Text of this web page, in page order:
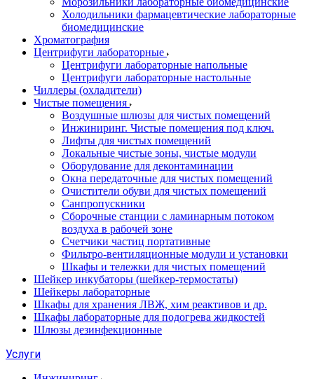
Холодильники фармацевтические лабораторные
биомедицинские
Хроматография
Центрифуги лабораторные
Центрифуги лабораторные напольные
Центрифуги лабораторные настольные
Чиллеры (охладители)
Чистые помещения
Воздушные шлюзы для чистых помещений
Инжиниринг. Чистые помещения под ключ.
Лифты для чистых помещений
Локальные чистые зоны, чистые модули
Оборудование для деконтаминации
Окна передаточные для чистых помещений
Очистители обуви для чистых помещений
Санпропускники
Сборочные станции с ламинарным потоком
воздуха в рабочей зоне
Счетчики частиц портативные
Фильтро-вентиляционные модули и установки
Шкафы и тележки для чистых помещений
Шейкер инкубаторы (шейкер-термостаты)
Шейкеры лабораторные
Шкафы для хранения ЛВЖ, хим реактивов и др.
Шкафы лабораторные для подогрева жидкостей
Шлюзы дезинфекционные
Услуги